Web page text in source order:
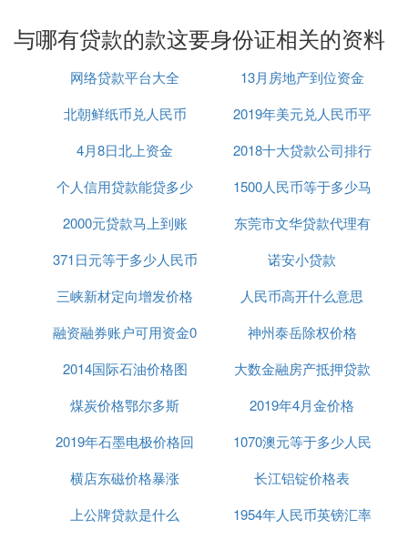
额则是指截至目前某一次逾期行为持续的月份数和应
还未还的金额。
不良信息保存多久？一次失信终生记录吗？不良信息
者事件终止之日起为5年。比方说10月房贷忘还了导
致逾期，那在还清10月房贷欠款之日起计算，5年后
如果发现不良信息记录有误，怎么办？
如您认为征信机构采集、保存、提供的信息存在错
误、遗漏的，您有权向征信机构或者信息提供者提出
异议，要求更正。征信机构或者信息提供者收到异议
收到异议之日起20日内进行核查和处理，并将结果书
面答复您。
不看征信的网贷?
一般不看征信的贷款产品都是网贷，像现金巴士、玖
富万卡、来分期等等，都是不看征信的。还有的网贷
产品是只需要手机号和身份证就可以申请的了。还有
不查征信的网贷有：
1、掌上花：
与哪有贷款的款这要身份证相关的资料
网络贷款平台大全
13月房地产到位资金
北朝鲜纸币兑人民币
2019年美元兑人民币平
均汇率
4月8日北上资金
2018十大贷款公司排行
榜
个人信用贷款能贷多少
1500人民币等于多少马
来西亚币
2000元贷款马上到账
东莞市文华贷款代理有
限公司
371日元等于多少人民币
诺安小贷款
三峡新材定向增发价格
人民币高开什么意思
融资融券账户可用资金0
神州泰岳除权价格
2014国际石油价格图
大数金融房产抵押贷款
煤炭价格鄂尔多斯
2019年4月金价格
2019年石墨电极价格回
升
1070澳元等于多少人民
币
横店东磁价格暴涨
长江铝锭价格表
上公牌贷款是什么
1954年人民币英镑汇率